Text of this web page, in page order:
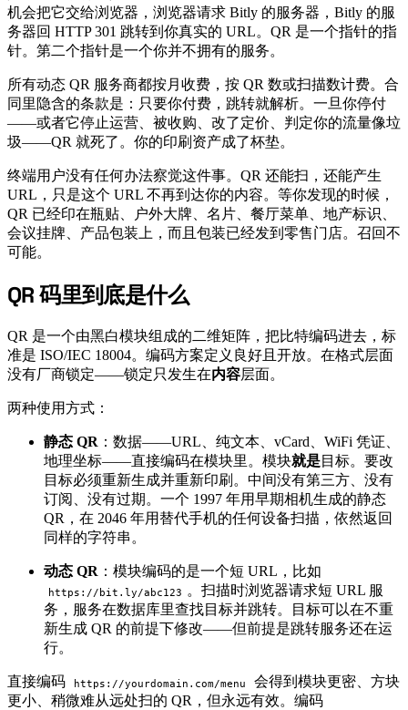
机会把它交给浏览器，浏览器请求 Bitly 的服务器，Bitly 的服
务器回 HTTP 301 跳转到你真实的 URL。QR 是一个指针的指
针。第二个指针是一个你并不拥有的服务。
所有动态 QR 服务商都按月收费，按 QR 数或扫描数计费。合
同里隐含的条款是：只要你付费，跳转就解析。一旦你停付
——或者它停止运营、被收购、改了定价、判定你的流量像垃
圾——QR 就死了。你的印刷资产成了杯垫。
终端用户没有任何办法察觉这件事。QR 还能扫，还能产生
URL，只是这个 URL 不再到达你的内容。等你发现的时候，
QR 已经印在瓶贴、户外大牌、名片、餐厅菜单、地产标识、
会议挂牌、产品包装上，而且包装已经发到零售门店。召回不
可能。
#
QR 码里到底是什么
QR 是一个由黑白模块组成的二维矩阵，把比特编码进去，标
准是 ISO/IEC 18004。编码方案定义良好且开放。在格式层面
没有厂商锁定——锁定只发生在内容层面。
两种使用方式：
静态 QR ：数据——URL、纯文本、vCard、WiFi 凭证、
地理坐标——直接编码在模块里。模块就是目标。要改
目标必须重新生成并重新印刷。中间没有第三方、没有
订阅、没有过期。一个 1997 年用早期相机生成的静态
QR，在 2046 年用替代手机的任何设备扫描，依然返回
同样的字符串。
动态 QR ：模块编码的是一个短 URL，比如
https://bit.ly/abc123 。扫描时浏览器请求短 URL 服
务，服务在数据库里查找目标并跳转。目标可以在不重
新生成 QR 的前提下修改——但前提是跳转服务还在运
行。
直接编码 https://yourdomain.com/menu
会得到模块更密、方块
更小、稍微难从远处扫的 QR，但永远有效。编码